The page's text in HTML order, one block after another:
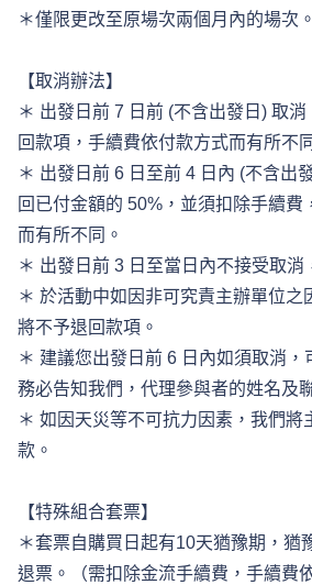
＊僅限更改至原場次兩個月內的場次。
【取消辦法】
＊ 出發日前 7 日前 (不含出發日) 取
回款項，手續費依付款方式而有所不
＊ 出發日前 6 日至前 4 日內 (不含出
回已付金額的 50%，並須扣除手續費
而有所不同。
＊ 出發日前 3 日至當日內不接受取消
＊ 於活動中如因非可究責主辦單位之
將不予退回款項。
＊ 建議您出發日前 6 日內如須取消
務必告知我們，代理參與者的姓名及
＊ 如因天災等不可抗力因素，我們將
款。
【特殊組合套票】
＊套票自購買日起有10天猶豫期，猶
退票。（需扣除金流手續費，手續費